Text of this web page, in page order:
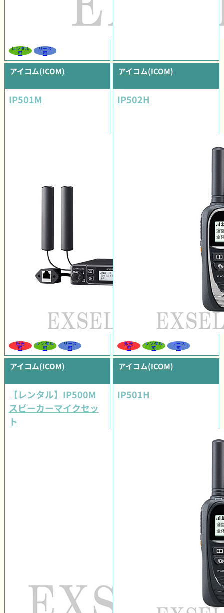
レンタル
可
リース
可
アイコム(ICOM)
IP501M
販売
可
レンタル
可
リース
可
アイコム(ICOM)
IP502H
販売
可
レンタル
可
リース
可
アイコム(ICOM)
【レンタル】IP500M
スピーカーマイクセッ
ト
アイコム(ICOM)
IP501H